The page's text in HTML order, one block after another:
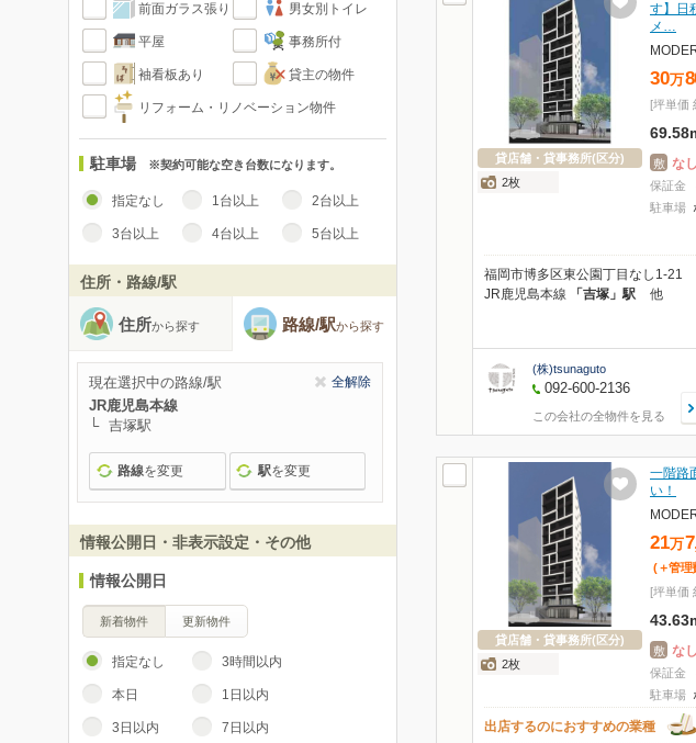
前面ガラス張り 男女別トイレ
平屋 事務所付
袖看板あり 貸主の物件
リフォーム・リノベーション物件
駐車場 ※契約可能な空き台数になります。
指定なし 1台以上 2台以上
3台以上 4台以上 5台以上
住所・路線/駅
住所から探す 路線/駅から探す
現在選択中の路線/駅 全解除
JR鹿児島本線
吉塚駅
路線を変更 駅を変更
情報公開日・非表示設定・その他
情報公開日
新着物件 更新物件
指定なし 3時間以内
本日 1日以内
3日以内 7日以内
貸店舗・貸事務所(区分)
2枚
す】日
メ…
30万
[坪単価
敷 なし
保証金
駐車場
福岡市博多区東公園丁目なし1-21
JR鹿児島本線 「吉塚」駅 他
(株)tsunaguto
092-600-2136
この会社の全物件を見る
貸店舗・貸事務所(区分)
2枚
一階路
い！
21万
(＋管理
[坪単価
敷 なし
保証金
駐車場
出店するのにおすすめの業種